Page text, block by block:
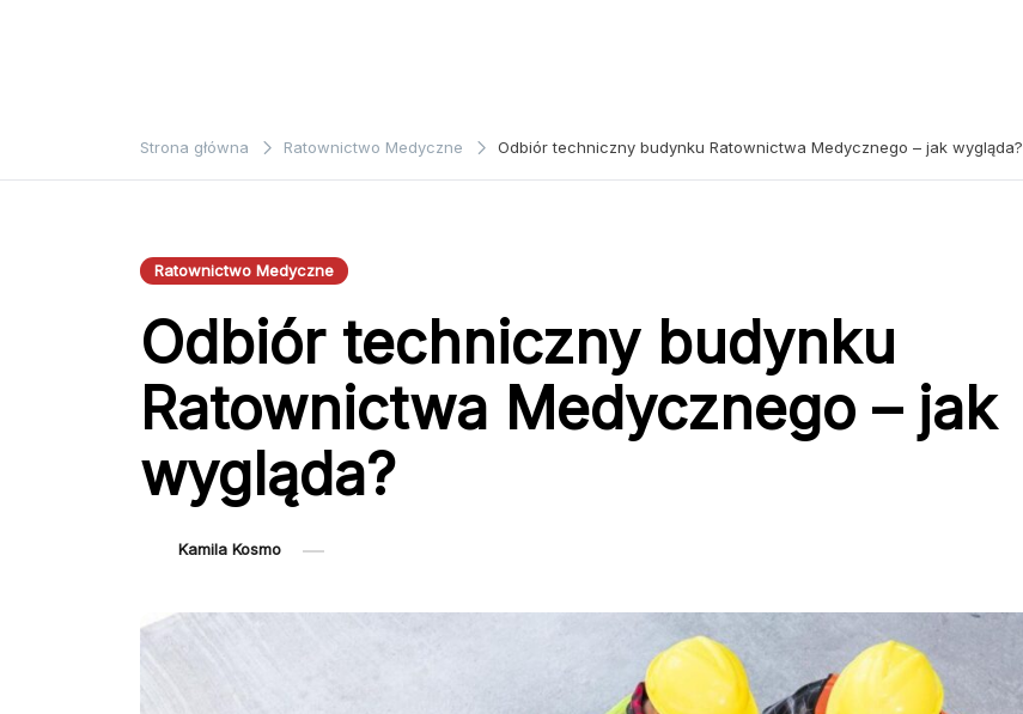
Strona główna Ratownictwo Medyczne Odbiór techniczny budynku Ratownictwa Medycznego – jak wygląda?
Ratownictwo Medyczne
Odbiór techniczny budynku
Ratownictwa Medycznego – jak
wygląda?
Kamila Kosmo